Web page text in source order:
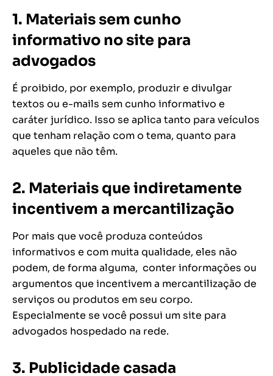
1. Materiais sem cunho
informativo no site para
advogados
É proibido, por exemplo, produzir e divulgar
textos ou e-mails sem cunho informativo e
caráter jurídico. Isso se aplica tanto para veículos
que tenham relação com o tema, quanto para
aqueles que não têm.
2. Materiais que indiretamente
incentivem a mercantilização
Por mais que você produza conteúdos
informativos e com muita qualidade, eles não
podem, de forma alguma, conter informações ou
argumentos que incentivem a mercantilização de
serviços ou produtos em seu corpo.
Especialmente se você possui um site para
advogados hospedado na rede.
3. Publicidade casada